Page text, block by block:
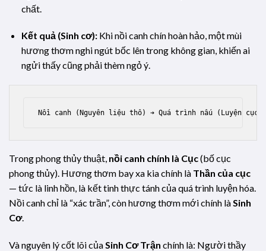
chất.
Kết quả (Sinh cơ):Khi nồi canh chín hoàn hảo, một mùi
hương thơm nghi ngút bốc lên trong không gian, khiến ai
ngửi thấy cũng phải thèm ngỏ ý.
Trong phong thủy thuật, nồi canh chính là Cục(bố cục
phong thủy). Hương thơm bay xa kia chính là Thần của cục
— tức là linh hồn, là kết tinh thực tánh của quá trình luyện hóa.
Nồi canh chỉ là “xác trần”, còn hương thơm mới chính làSinh
Cơ.
Và nguyên lý cốt lõi củaSinh Cơ Trận chính là: Người thầy